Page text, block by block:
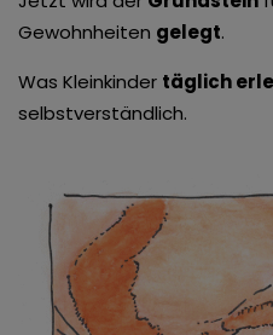
Gewohnheiten gelegt.
Was Kleinkinder täglich
selbstverständlich.